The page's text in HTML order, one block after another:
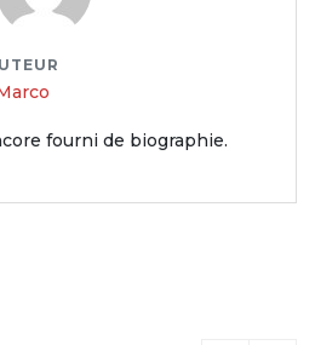
fourni de biographie.